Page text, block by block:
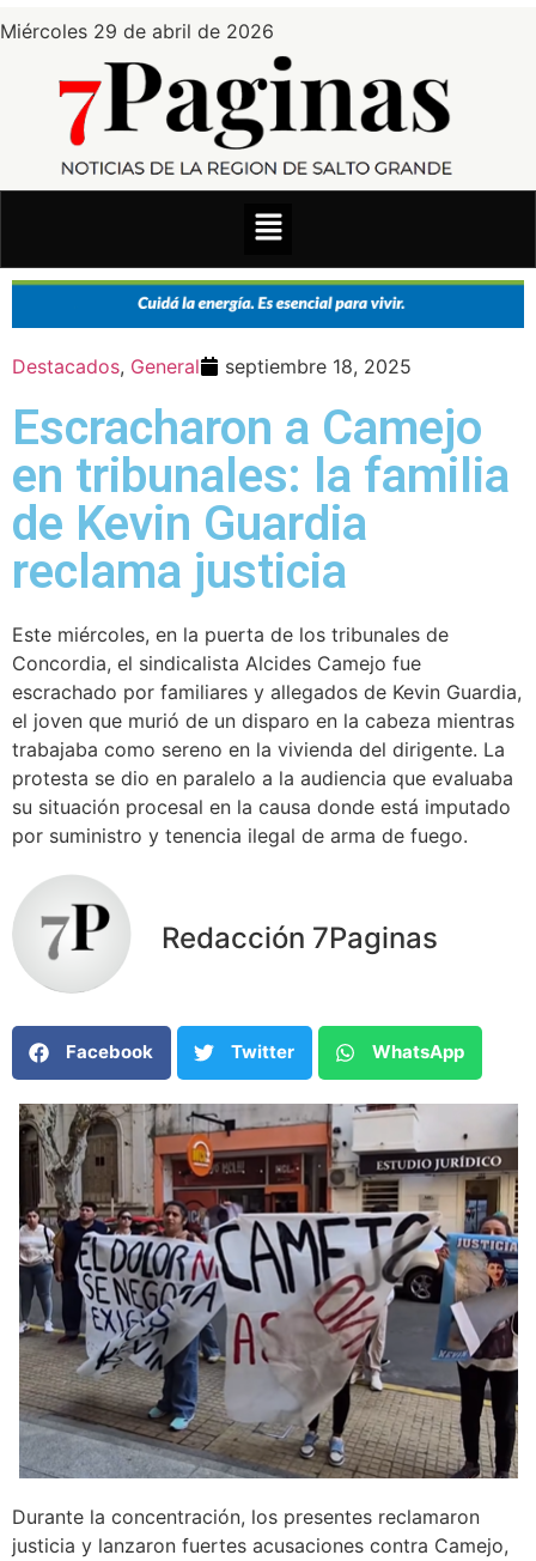
Miércoles 29 de abril de 2026
Destacados, General septiembre 18, 2025
Escracharon a Camejo
en tribunales: la familia
de Kevin Guardia
reclama justicia
Este miércoles, en la puerta de los tribunales de
Concordia, el sindicalista Alcides Camejo fue
escrachado por familiares y allegados de Kevin Guardia,
el joven que murió de un disparo en la cabeza mientras
trabajaba como sereno en la vivienda del dirigente. La
protesta se dio en paralelo a la audiencia que evaluaba
su situación procesal en la causa donde está imputado
por suministro y tenencia ilegal de arma de fuego.
Redacción 7Paginas
Facebook Twitter WhatsApp
Durante la concentración, los presentes reclamaron
justicia y lanzaron fuertes acusaciones contra Camejo,